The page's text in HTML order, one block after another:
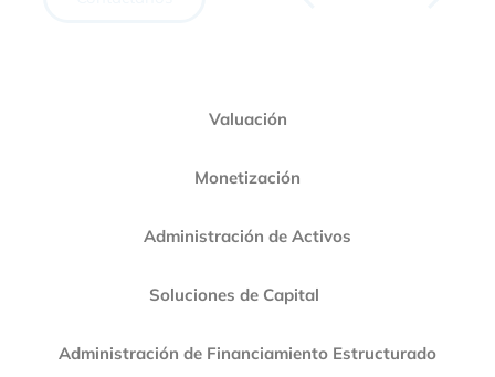
Valuación
Monetización
Administración de Activos
Soluciones de Capital
Administración de Financiamiento Estructurado